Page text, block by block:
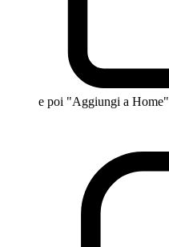
e poi "Aggiungi a Home"